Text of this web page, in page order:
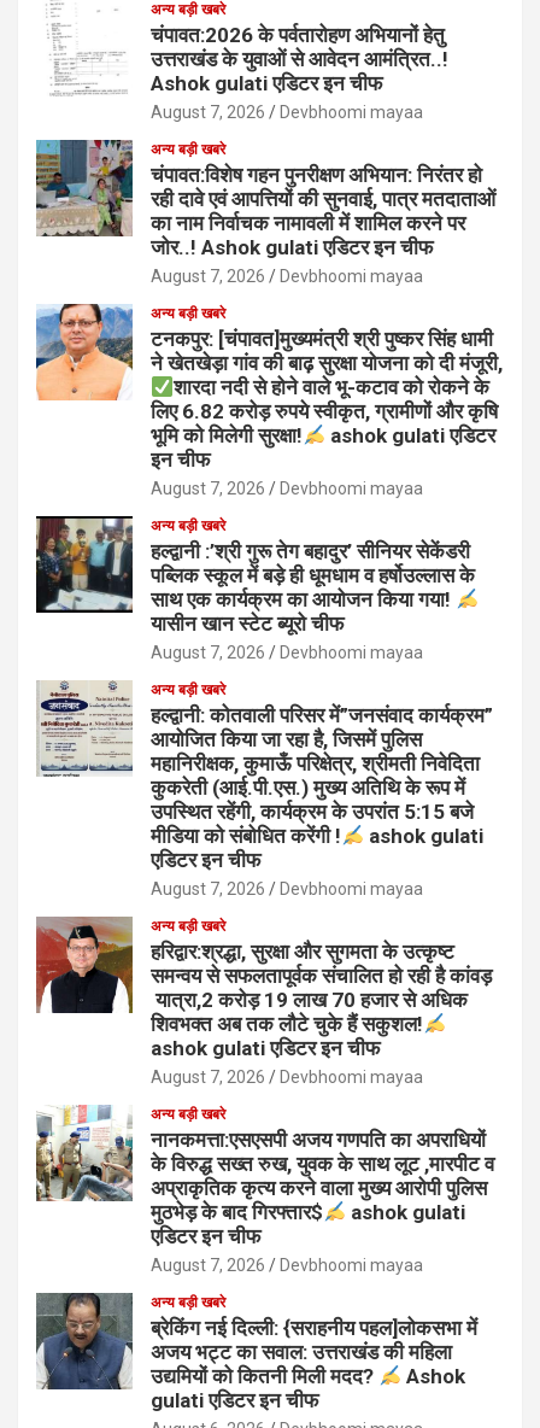
अन्य बड़ी खबरे
चंपावत:2026 के पर्वतारोहण अभियानों हेतु
उत्तराखंड के युवाओं से आवेदन आमंत्रित..!
Ashok gulati एडिटर इन चीफ
August 7, 2026 Devbhoomi mayaa
अन्य बड़ी खबरे
चंपावत:विशेष गहन पुनरीक्षण अभियान: निरंतर हो
रही दावे एवं आपत्तियों की सुनवाई, पात्र मतदाताओं
का नाम निर्वाचक नामावली में शामिल करने पर
जोर..! Ashok gulati एडिटर इन चीफ
August 7, 2026 Devbhoomi mayaa
अन्य बड़ी खबरे
टनकपुर: [चंपावत]मुख्यमंत्री श्री पुष्कर सिंह धामी
ने खेतखेड़ा गांव की बाढ़ सुरक्षा योजना को दी मंजूरी,
शारदा नदी से होने वाले भू-कटाव को रोकने के
लिए 6.82 करोड़ रुपये स्वीकृत, ग्रामीणों और कृषि
भूमि को मिलेगी सुरक्षा!
ashok gulati एडिटर
इन चीफ
August 7, 2026 Devbhoomi mayaa
अन्य बड़ी खबरे
हल्द्वानी :’श्री गुरू तेग बहादुर’ सीनियर सेकेंडरी
पब्लिक स्कूल में बड़े ही धूमधाम व हर्षोउल्लास के
साथ एक कार्यक्रम का आयोजन किया गया!
यासीन खान स्टेट ब्यूरो चीफ
August 7, 2026 Devbhoomi mayaa
अन्य बड़ी खबरे
हल्द्वानी: कोतवाली परिसर में”जनसंवाद कार्यक्रम”
आयोजित किया जा रहा है, जिसमें पुलिस
महानिरीक्षक, कुमाऊँ परिक्षेत्र, श्रीमती निवेदिता
कुकरेती (आई.पी.एस.) मुख्य अतिथि के रूप में
उपस्थित रहेंगी, कार्यक्रम के उपरांत 5:15 बजे
मीडिया को संबोधित करेंगी !
ashok gulati
एडिटर इन चीफ
August 7, 2026 Devbhoomi mayaa
अन्य बड़ी खबरे
हरिद्वार:श्रद्धा, सुरक्षा और सुगमता के उत्कृष्ट
समन्वय से सफलतापूर्वक संचालित हो रही है कांवड़
यात्रा,2 करोड़ 19 लाख 70 हजार से अधिक
शिवभक्त अब तक लौटे चुके हैं सकुशल!
ashok gulati एडिटर इन चीफ
August 7, 2026 Devbhoomi mayaa
अन्य बड़ी खबरे
नानकमत्ता:एसएसपी अजय गणपति का अपराधियों
के विरुद्ध सख्त रुख, युवक के साथ लूट ,मारपीट व
अप्राकृतिक कृत्य करने वाला मुख्य आरोपी पुलिस
मुठभेड़ के बाद गिरफ्तार$
ashok gulati
एडिटर इन चीफ
August 7, 2026 Devbhoomi mayaa
अन्य बड़ी खबरे
ब्रेकिंग नई दिल्ली: {सराहनीय पहल]लोकसभा में
अजय भट्ट का सवाल: उत्तराखंड की महिला
उद्यमियों को कितनी मिली मदद?
Ashok
gulati एडिटर इन चीफ